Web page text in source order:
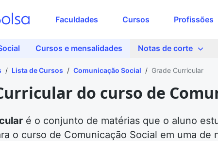
Faculdades Cursos Profissões
Cursos e mensalidades Notas de corte
/ Lista de Cursos / Comunicação Social / Grade Curricular
do curso de
é o conjunto de matérias que o aluno
o curso de Comunicação Social em uma de